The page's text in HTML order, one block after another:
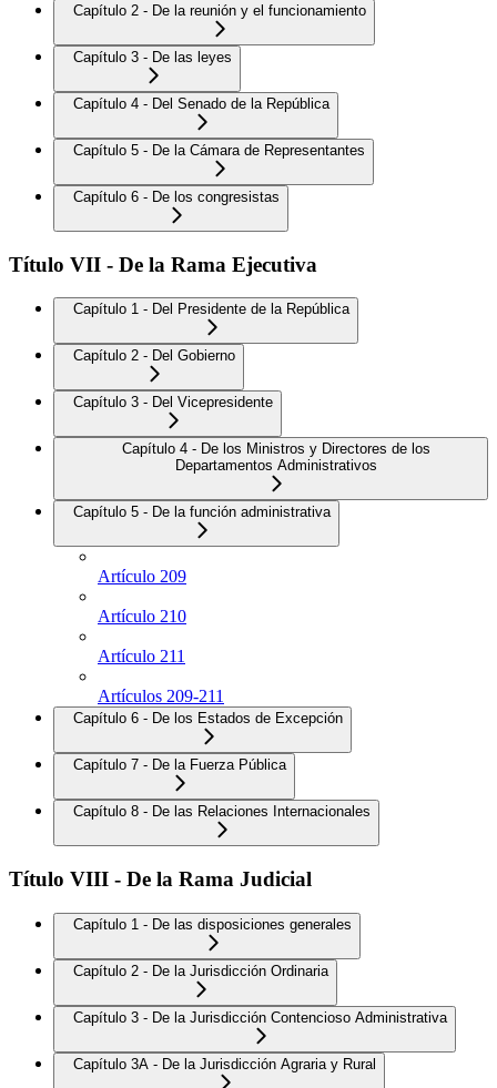
Capítulo 2 - De la reunión y el funcionamiento
Capítulo 3 - De las leyes
Capítulo 4 - Del Senado de la República
Capítulo 5 - De la Cámara de Representantes
Capítulo 6 - De los congresistas
Título VII - De la Rama Ejecutiva
Capítulo 1 - Del Presidente de la República
Capítulo 2 - Del Gobierno
Capítulo 3 - Del Vicepresidente
Capítulo 4 - De los Ministros y Directores de los
Departamentos Administrativos
Capítulo 5 - De la función administrativa
Artículo 209
Artículo 210
Artículo 211
Artículos 209-211
Capítulo 6 - De los Estados de Excepción
Capítulo 7 - De la Fuerza Pública
Capítulo 8 - De las Relaciones Internacionales
Título VIII - De la Rama Judicial
Capítulo 1 - De las disposiciones generales
Capítulo 2 - De la Jurisdicción Ordinaria
Capítulo 3 - De la Jurisdicción Contencioso Administrativa
Capítulo 3A - De la Jurisdicción Agraria y Rural